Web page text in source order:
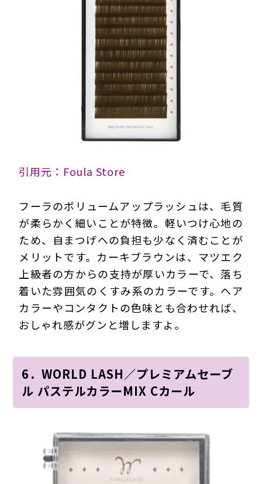
引用元：Foula Store
フーラのボリュームアップラッシュは、毛質
が柔らかく細いことが特徴。軽いつけ心地の
ため、自まつげへの負担も少なく済むことが
メリットです。カーキブラウンは、マツエク
上級者の方からの支持が厚いカラーで、落ち
着いた雰囲気のくすみ系のカラーです。ヘア
カラーやコンタクトの色味とも合わせれば、
おしゃれ感がグンと増しますよ。
6．WORLD LASH／プレミアムセーブ
ル パステルカラーMIX Cカール